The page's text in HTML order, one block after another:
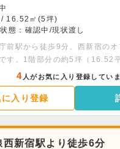
/ 16.52㎡(5坪)
態：確認中/現状渡し
前駅から徒歩9分、西新宿のオ
す。1階部分の約5坪（16.52
テライト店舗にも適した条件
調、流し台も完備されており
販やサービス業など、人通り
討をお待ちしております。詳
4 人がお気に入り登録してい
に入り登録
西新宿駅より徒歩6分